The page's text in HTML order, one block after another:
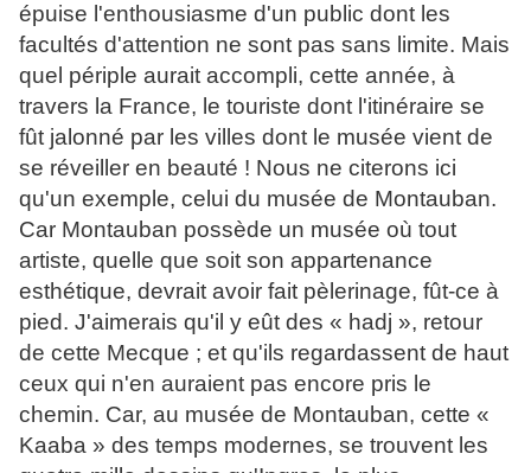
épuise l'enthousiasme d'un public dont les
facultés d'attention ne sont pas sans limite. Mais
quel périple aurait accompli, cette année, à
travers la France, le touriste dont l'itinéraire se
fût jalonné par les villes dont le musée vient de
se réveiller en beauté ! Nous ne citerons ici
qu'un exemple, celui du musée de Montauban.
Car Montauban possède un musée où tout
artiste, quelle que soit son appartenance
esthétique, devrait avoir fait pèlerinage, fût-ce à
pied. J'aimerais qu'il y eût des « hadj », retour
de cette Mecque ; et qu'ils regardassent de haut
ceux qui n'en auraient pas encore pris le
chemin. Car, au musée de Montauban, cette «
Kaaba » des temps modernes, se trouvent les